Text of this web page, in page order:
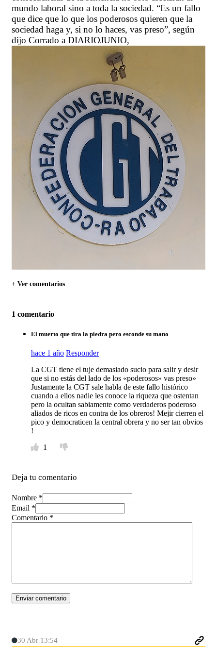
mundo laboral sino a toda la sociedad. “Es un fallo
que dice que lo que los poderosos quieren que la
sociedad haga y, si no lo haces, vas preso”, según
dijo Corrado a DIARIOJUNIO,
+ Ver comentarios
1 comentario
El muerto que tira la piedra pero esconde su mano
hace 1 año Responder
La CGT tiene el tuje demasiado sucio para salir y desir
que si no estás del lado de los «poderosos» vas preso»
Justamente la CGT sale habla de este fallo histórico
cuando a ellos nadie les conoce la riqueza que ostentan
pero la ocultan sabiamente como verdaderos poderoso
aliados de ricos en contra de los obreros! Mejir cierren el
pico y democraticen la central obrera y no ser tan obvios
!
1
Deja tu comentario
Nombre *
Email *
Comentario *
30 Abr 13:54